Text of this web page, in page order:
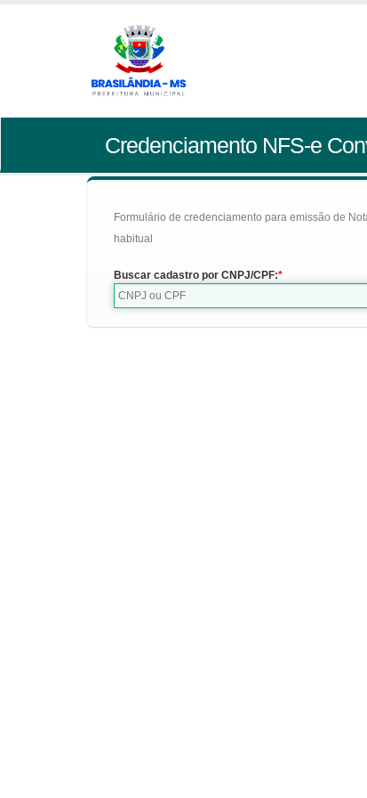
Credenciamento NFS-e
Formulário de credenciamento para emissão de
habitual
Buscar cadastro por CNPJ/CPF: